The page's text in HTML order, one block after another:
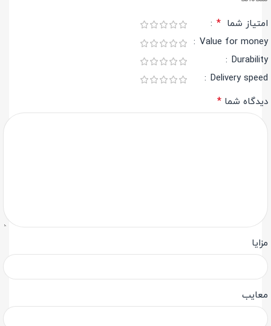
امتیاز شما *
Value for money
Durability
Delivery speed
دیدگاه شما *
مزایا
معایب